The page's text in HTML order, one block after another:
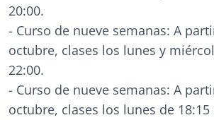
20:00.
- Curso de nueve semanas: A
octubre, clases los lunes y
22:00.
- Curso de nueve semanas: A
octubre, clases los lunes de 18:15